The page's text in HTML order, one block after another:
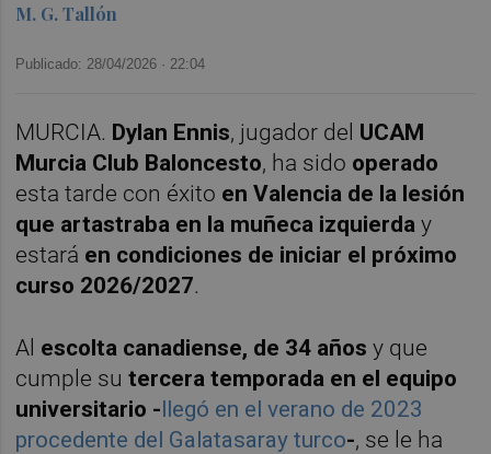
M. G. Tallón
Publicado: 28/04/2026 · 22:04
MURCIA. Dylan Ennis, jugador del UCAM
Murcia Club Baloncesto, ha sido operado
esta tarde con éxito en Valencia de la lesión
que artastraba en la muñeca izquierda y
estará en condiciones de iniciar el próximo
curso 2026/2027.
Al escolta canadiense, de 34 añosy que
cumple sutercera temporada en el equipo
universitario -llegó en el verano de 2023
procedente del Galatasaray turco-, se le ha